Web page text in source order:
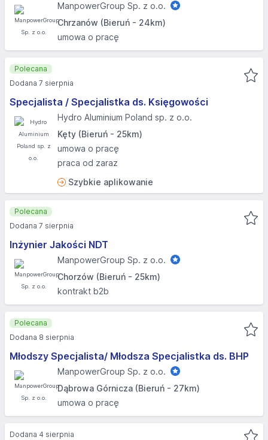
ManpowerGroup Sp. z o.o.
Chrzanów (Bieruń - 24km)
umowa o pracę
Specjalista / Specjalistka ds. Księgowości
Hydro Aluminium Poland sp. z o.o.
Kęty (Bieruń - 25km)
umowa o pracę
praca od zaraz
Szybkie aplikowanie
Polecana
Dodana 7 sierpnia
Inżynier Jakości NDT
ManpowerGroup Sp. z o.o.
Chorzów (Bieruń - 25km)
kontrakt b2b
Polecana
Dodana 7 sierpnia
Młodszy Specjalista/ Młodsza Specjalistka ds. BHP
ManpowerGroup Sp. z o.o.
Dąbrowa Górnicza (Bieruń - 27km)
umowa o pracę
Polecana
Dodana 8 sierpnia
Dodana 4 sierpnia